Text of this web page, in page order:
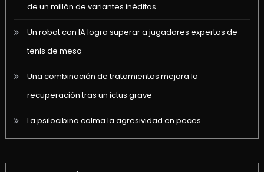
de un millón de variantes inéditas
Un robot con IA logra superar a jugadores expertos de
tenis de mesa
Una combinación de tratamientos mejora la
recuperación tras un ictus grave
La psilocibina calma la agresividad en peces